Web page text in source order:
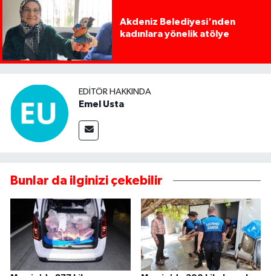
Akdeniz Belediyesi'nden
kadınlara yönelik atölye
EDITÖR HAKKINDA
Emel Usta
Bunlar da ilginizi çekebilir